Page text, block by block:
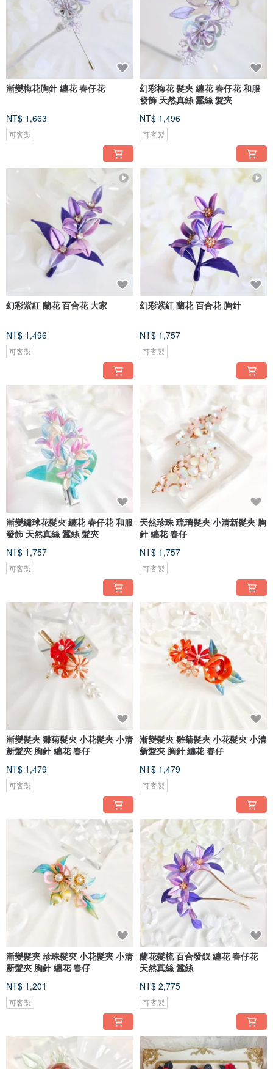
漸變梅花胸針 纏花 春仔花
NT$ 1,663
可客製
幻彩梅花 髮夾 纏花 春仔花 和服
發飾 天然真絲 蠶絲 髮夾
NT$ 1,496
可客製
幻彩紫紅 蘭花 百合花 大家
NT$ 1,496
可客製
幻彩紫紅 蘭花 百合花 胸針
NT$ 1,757
可客製
漸變繡球花髮夾 纏花 春仔花 和服
發飾 天然真絲 蠶絲 髮夾
NT$ 1,757
可客製
天然珍珠 琉璃髮夾 小清新髮夾 胸
針 纏花 春仔
NT$ 1,757
可客製
漸變髮夾 雛菊髮夾 小花髮夾 小清
新髮夾 胸針 纏花 春仔
NT$ 1,479
可客製
漸變髮夾 雛菊髮夾 小花髮夾 小清
新髮夾 胸針 纏花 春仔
NT$ 1,479
可客製
漸變髮夾 珍珠髮夾 小花髮夾 小清
新髮夾 胸針 纏花 春仔
NT$ 1,201
可客製
蘭花髮梳 百合發釵 纏花 春仔花
天然真絲 蠶絲
NT$ 2,775
可客製